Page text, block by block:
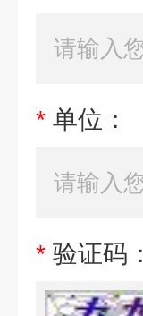
* 单位：
* 验证码：